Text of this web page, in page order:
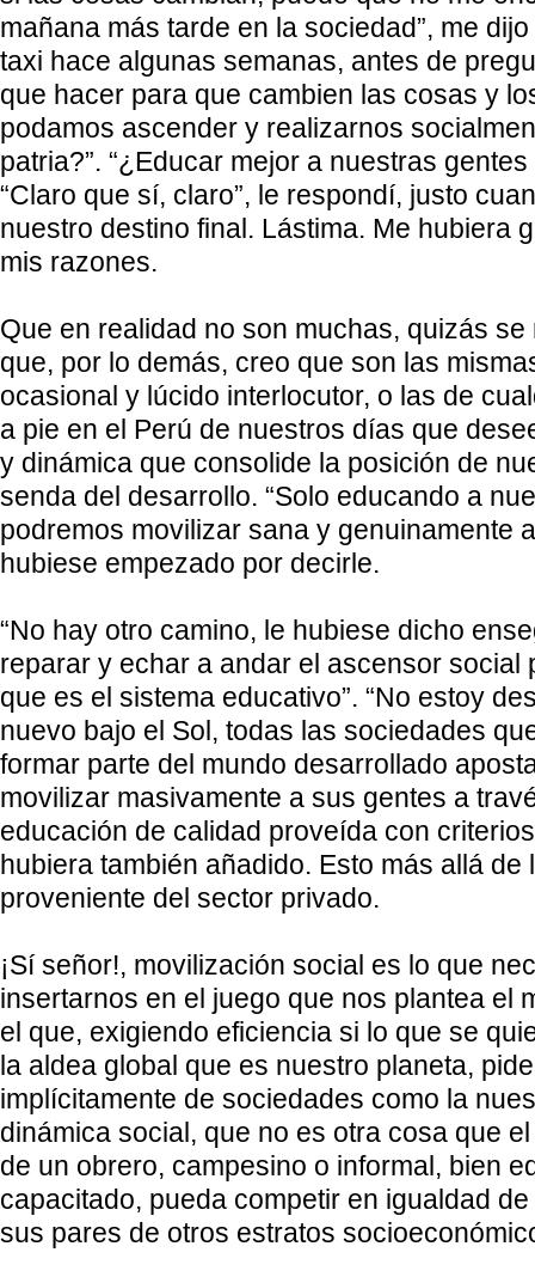
mañana más tarde en la sociedad”, me
taxi hace algunas semanas, antes de
que hacer para que cambien las cosas y
podamos ascender y realizarnos
patria?”. “¿Educar mejor a nuestras
“Claro que sí, claro”, le respondí, justo
nuestro destino final. Lástima. Me hubiera
mis razones.
Que en realidad no son muchas, quizás
que, por lo demás, creo que son las
ocasional y lúcido interlocutor, o las de
a pie en el Perú de nuestros días que
y dinámica que consolide la posición de
senda del desarrollo. “Solo educando a
podremos movilizar sana y genuinamente
hubiese empezado por decirle.
“No hay otro camino, le hubiese dicho
reparar y echar a andar el ascensor social
que es el sistema educativo”. “No estoy
nuevo bajo el Sol, todas las sociedades
formar parte del mundo desarrollado
movilizar masivamente a sus gentes a
educación de calidad proveída con
hubiera también añadido. Esto más allá de
proveniente del sector privado.
¡Sí señor!, movilización social es lo que
insertarnos en el juego que nos plantea el
el que, exigiendo eficiencia si lo que se
la aldea global que es nuestro planeta,
implícitamente de sociedades como la
dinámica social, que no es otra cosa que
de un obrero, campesino o informal, bien
capacitado, pueda competir en igualdad
sus pares de otros estratos